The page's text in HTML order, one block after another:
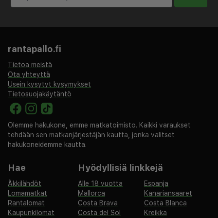
49,2 km / 30,5 mi
Bergamo Orio al Serio Airport (BGY) - 59,5 km /
Lugano (LUG-Agno) - 65,1 km / 40,5 mi
Majoituspaikan ensisijainen lentokenttä on Linaten
lentokenttä (LIN).
Käytössäsi on ilmainen kiinteä internetyhteys,
business center ja express-sisäänkirjautuminen. Tämä
joihin kuuluu konferenssitila ja kokoushuoneita.
Asiakkailla on käytössään maksulliset
lentokenttäkuljetukset ja maksulliset kuljetukset
rautatieasemalta majoituspaikkaan. Seuraavat palvelut
ovat saatavilla: ilmainen langaton internetyhteys,
rantapallo.fi
Tietoa meistä
Ota yhteyttä
Usein kysytyt kysymykset
Tietosuojakäytäntö
Olemme hakukone, emme matkatoimisto. Kaikki varaukset
tehdään sen matkanjärjestäjän kautta, jonka valitset
hakukoneidemme kautta.
Hae
Äkkilähdöt
Lomamatkat
Rantalomat
Kaupunkilomat
Hyödyllisiä linkkejä
Alle 18 vuotta
Espanja
Mallorca
Kanariansaaret
Costa Brava
Costa Blanca
Costa del Sol
Kreikka